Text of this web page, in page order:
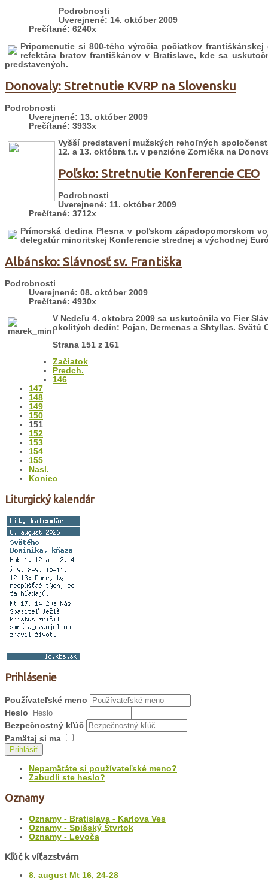
Podrobnosti
Uverejnené: 14. október 2009
Prečítané: 6240x
Pripomenutie si 800-tého výročia počiatkov
refektára bratov františkánov v Bratislave, kde sa
predstavených.
Donovaly: Stretnutie KVRP na Slovensku
Podrobnosti
Uverejnené: 13. október 2009
Prečítané: 3933x
Vyšší predstavení mužských rehoľných
12. a 13. októbra t.r. v penzióne Zornička na
Poľsko: Stretnutie Konferencie CEO
Podrobnosti
Uverejnené: 11. október 2009
Prečítané: 3712x
Prímorská dedina Plesna v poľskom západopomorskom
delegatúr minoritskej Konferencie strednej a východnej
Albánsko: Slávnosť sv. Františka
Podrobnosti
Uverejnené: 08. október 2009
Prečítané: 4930x
V Nedeľu 4. oktobra 2009 sa uskutočnila vo Fier
okolitých dedín: Pojan, Dermenas a Shtyllas. Svätú
Strana 151 z 161
Začiatok
Predch.
146
147
148
149
150
151
152
153
154
155
Nasl.
Koniec
Liturgický kalendár
Prihlásenie
Používateľské meno
Heslo
Bezpečnostný kľúč
Pamätaj si ma
Prihlásiť
Nepamätáte si používateľské meno?
Zabudli ste heslo?
Oznamy
Oznamy - Bratislava - Karlova Ves
Oznamy - Spišský Štvrtok
Oznamy - Levoča
Kľúč k víťazstvám
8. august Mt 16, 24-28